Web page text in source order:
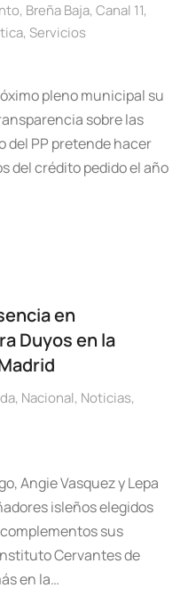
, Breña Baja, Canal 11,
, Servicios
pleno municipal su
sobre las
del PP pretende hacer
del crédito pedido el año
en
Duyos en la
, Nacional, Noticias,
Angie Vasquez y Lepa
isleños elegidos
sus
Cervantes de
en la…